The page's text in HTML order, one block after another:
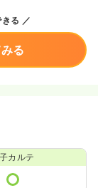
る
る
カルテ